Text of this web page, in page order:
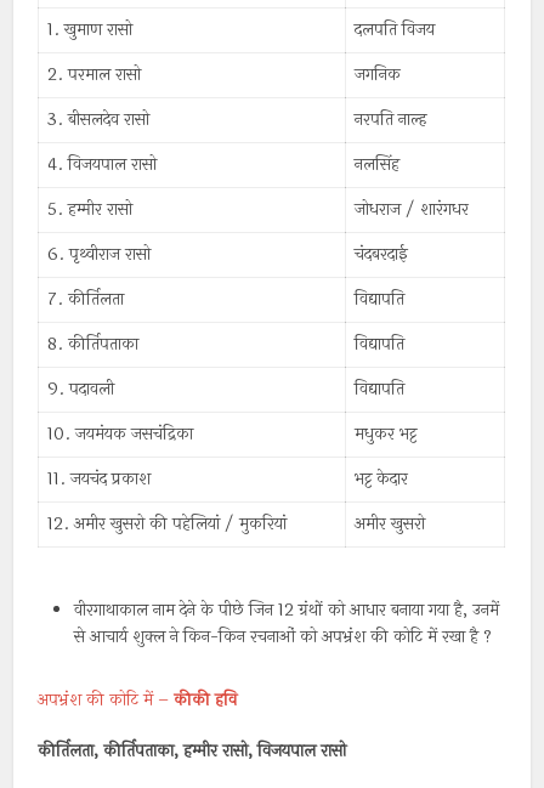
1. खुमाण रासो
दलपति विजय
2. परमाल रासो
जगनिक
3. बीसलदेव रासो
नरपति नाल्ह
4. विजयपाल रासो
नलसिंह
5. हम्मीर रासो
जोधराज / शारंगधर
6. पृथ्वीराज रासो
चंदबरदाई
7. कीर्तिलता
विद्यापति
8. कीर्तिपताका
विद्यापति
9. पदावली
विद्यापति
10. जयमंयक जसचंद्रिका
मधुकर भट्ट
11. जयचंद प्रकाश
भट्ट केदार
12. अमीर खुसरो की पहेलियां / मुकरियां
अमीर खुसरो
वीरगाथाकाल नाम देने के पीछे जिन 12 ग्रंथों को आधार बनाया गया है, उनमें
से आचार्य शुक्ल ने किन-किन रचनाओं को अपभ्रंश की कोटि में रखा है ?
अपभ्रंश की कोटि में –कीकी हवि
कीर्तिलता, कीर्तिपताका, हम्मीर रासो, विजयपाल रासो